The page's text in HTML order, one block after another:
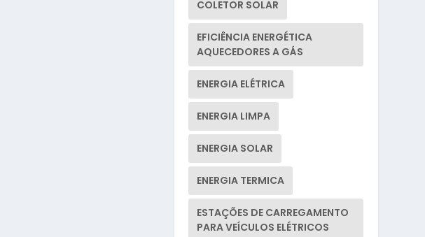
COLETOR SOLAR
EFICIÊNCIA ENERGÉTICA
AQUECEDORES A GÁS
ENERGIA ELÉTRICA
ENERGIA LIMPA
ENERGIA SOLAR
ENERGIA TERMICA
ESTAÇÕES DE CARREGAMENTO
PARA VEÍCULOS ELÉTRICOS